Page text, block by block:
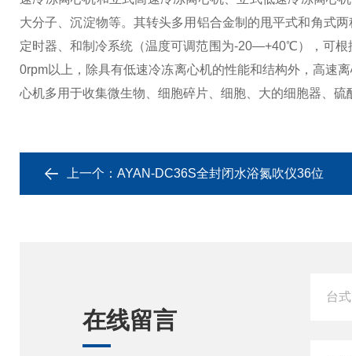
大分子、沉淀物等。其转头多用铝合金制的甩平式和角式
定时器、和制冷系统（温度可调范围为-20—+40℃），可
0rpm以上，除具有低速冷冻离心机的性能和结构外，高速
心机多用于收集微生物、细胞碎片、细胞、大的细胞器、
上一个： AYAN-DC36S全封闭水浴氮吹仪36位
在线留言